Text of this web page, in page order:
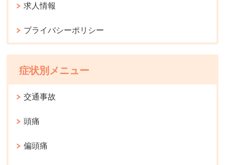
求人情報
プライバシーポリシー
症状別メニュー
交通事故
頭痛
偏頭痛